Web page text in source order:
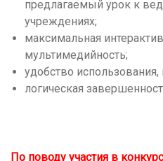
предлагаемый урок к
учреждениях;
максимальная
мультимедийность;
удобство
логическая
По поводу участия в